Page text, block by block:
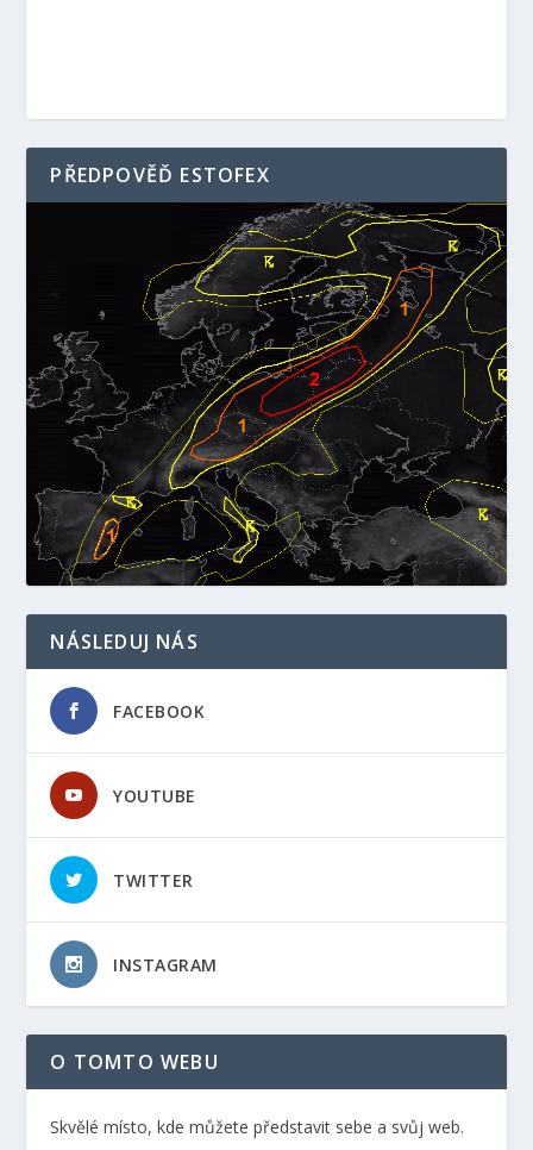
PŘEDPOVĚĎ ESTOFEX
NÁSLEDUJ NÁS
FACEBOOK
YOUTUBE
TWITTER
INSTAGRAM
O TOMTO WEBU
Skvělé místo, kde můžete představit sebe a svůj web.